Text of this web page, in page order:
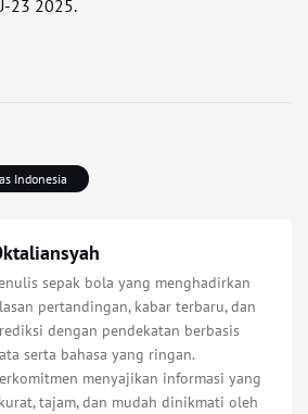
23 2025.
Indonesia
sepak bola yang menghadirkan
pertandingan, kabar terbaru, dan
dengan pendekatan berbasis
serta bahasa yang ringan.
menyajikan informasi yang
tajam, dan mudah dinikmati oleh